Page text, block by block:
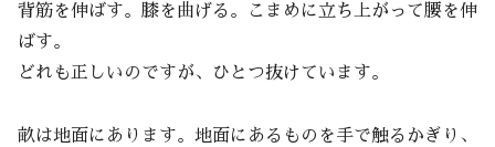
背筋を伸ばす。膝を曲げる。こまめに立ち上がって腰を伸
ばす。
どれも正しいのですが、ひとつ抜けています。
畝は地面にあります。地面にあるものを手で触るかぎり、